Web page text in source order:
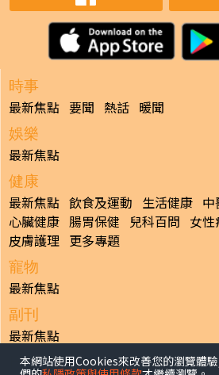
時事
最新焦點 要聞 熱話 暖聞
娛樂
最新焦點
健康
最新焦點 飲食及運動 生活健康 中
心臟健康 腸胃保健 兒科百問 女
皮膚護理 更多專題
寵物
最新焦點
副刊
最新焦點
日報
本網站使用Cookies來改善您的瀏覽體